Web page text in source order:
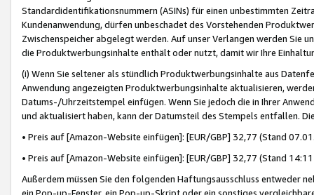
Standardidentifikationsnummern (ASINs) für einen unbestimmten
Kundenanwendung, dürfen unbeschadet des Vorstehenden
Zwischenspeicher abgelegt werden. Auf unser Verlangen werden Sie
die Produktwerbungsinhalte enthält oder nutzt, damit wir Ihre
(i) Wenn Sie seltener als stündlich Produktwerbungsinhalte aus
Anwendung angezeigten Produktwerbungsinhalte aktualisieren,
Datums-/Uhrzeitstempel einfügen. Wenn Sie jedoch die in Ihrer
und aktualisiert haben, kann der Datumsteil des Stempels entfallen.
• Preis auf [Amazon-Website einfügen]: [EUR/GBP] 32,77 (Stand
• Preis auf [Amazon-Website einfügen]: [EUR/GBP] 32,77 (Stand
Außerdem müssen Sie den folgenden Haftungsausschluss entweder
ein Pop-up-Fenster, ein Pop-up-Skript oder ein sonstiges